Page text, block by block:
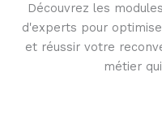
Découvrez les
d'experts pour
et réussir votre
métier